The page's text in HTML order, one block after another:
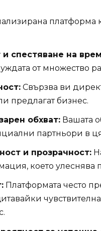
платформа
и спестяване на
от множество
Свързва ви
предлагат бизнес.
обхват:Вашата
партньори в
и прозрачност:
което улеснява
Платформата често